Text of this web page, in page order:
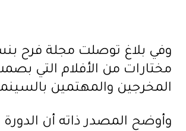
مختارات من الأفلام التي
المخرجين والمهتمين
وأوضح المصدر ذاته أن